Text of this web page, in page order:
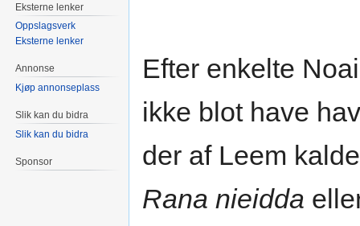
Efter enkelte
ikke blot have
der af Leem
Rana nieidda
Eksterne lenker
Oppslagsverk
Eksterne lenker
Annonse
Kjøp annonseplass
Slik kan du bidra
Slik kan du bidra
Sponsor